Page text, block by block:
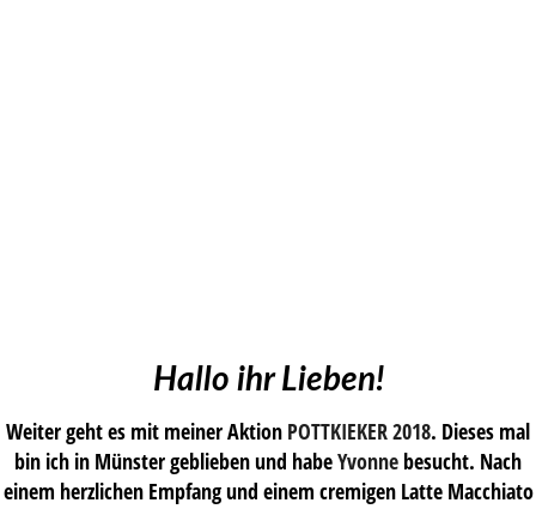
Hallo ihr Lieben!
Weiter geht es mit meiner Aktion POTTKIEKER 2018. Dieses mal
bin ich in Münster geblieben und habeYvonne besucht. Nach
einem herzlichen Empfang und einem cremigen Latte Macchiato